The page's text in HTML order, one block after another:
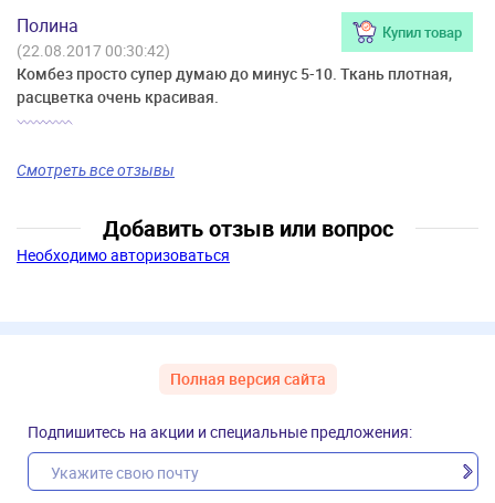
Полина Купил товар
(22.08.2017 00:30:42)
Комбез просто супер думаю до минус 5-10. Ткань плотная,
расцветка очень красивая.
Смотреть все отзывы
Добавить отзыв или вопрос
Необходимо авторизоваться
Полная версия сайта
Подпишитесь на акции и специальные предложения: